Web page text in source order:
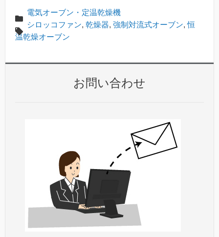
電気オーブン・定温乾燥機
シロッコファン, 乾燥器, 強制対流式オーブン,恒
温乾燥オーブン
お問い合わせ